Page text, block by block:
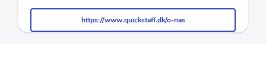
https://www.quickstaff.dk/o-nas
https://www.quickstaff.dk/o-nas